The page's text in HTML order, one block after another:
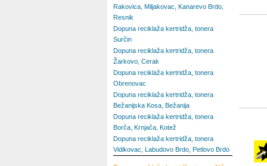
Rakovica, Miljakovac, Kanarevo Brdo,
Resnik
Dopuna reciklaža kertridža, tonera
Surčin
Dopuna reciklaža kertridža, tonera
Žarkovo, Cerak
Dopuna reciklaža kertridža, tonera
Obrenovac
Dopuna reciklaža kertridža, tonera
Bežanijska Kosa, Bežanija
Dopuna reciklaža kertridža, tonera
Borča, Krnjača, Kotež
Dopuna reciklaža kertridža, tonera
Vidikovac, Labudovo Brdo, Petlovo Brdo